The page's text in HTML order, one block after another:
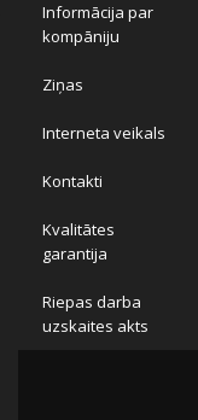
Informācija par
kompāniju
Ziņas
Interneta veikals
Kontakti
Kvalitātes
garantija
Riepas darba
uzskaites akts